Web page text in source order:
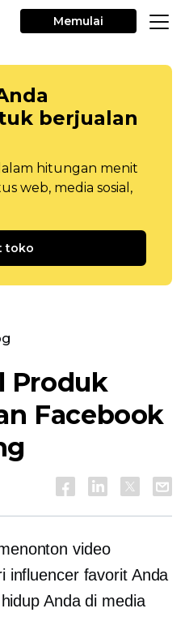
Memulai
berjualan
hitungan menit
web, media sosial,
toko
Produk
Facebook
video
influencer favorit Anda
Anda di media